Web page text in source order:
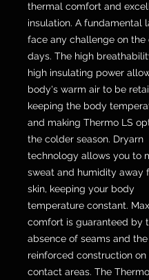
thermal comfort and
insulation. A fundamental
face any challenge on the
days. The high
high insulating power
body's warm air to be
keeping the body
and making Thermo LS
the colder season. Dryarn
technology allows you to
sweat and humidity away
skin, keeping your body
temperature constant.
comfort is guaranteed by
absence of seams and the
reinforced construction on
contact areas. The